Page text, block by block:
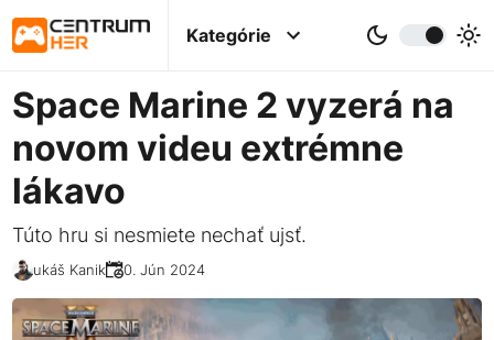
Kategórie
Space Marine 2 vyzerá na
novom videu extrémne
lákavo
Túto hru si nesmiete nechať ujsť.
Lukáš Kanik 20. Jún 2024